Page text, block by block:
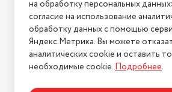
2026 © Интернет-магазин
Политика
на обработку персональных
согласие на использование
обработку данных с помощью
Яндекс.Метрика. Вы можете
аналитических cookie и оставить
необходимые cookie.Подробнее.